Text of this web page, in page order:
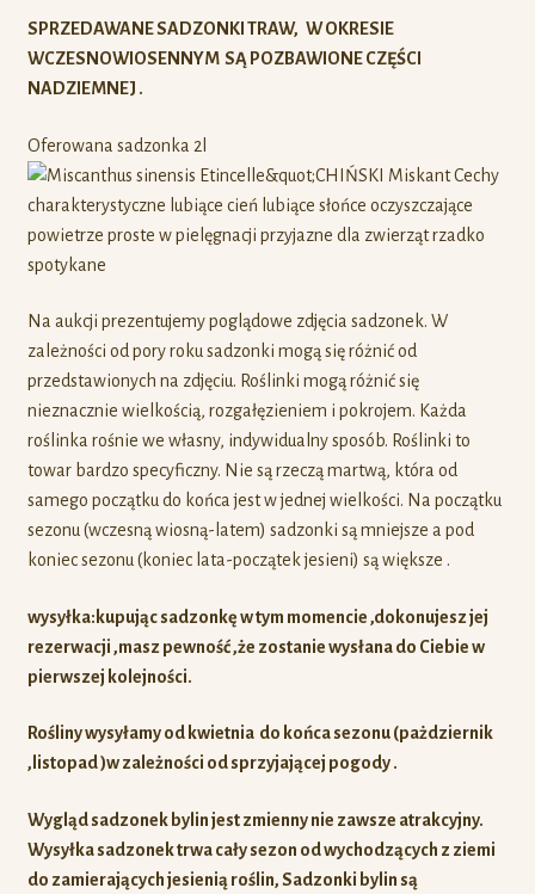
SPRZEDAWANE SADZONKI TRAW, W OKRESIE
WCZESNOWIOSENNYM SĄ POZBAWIONE CZĘŚCI
NADZIEMNEJ .
Oferowana sadzonka 2l
Na aukcji prezentujemy poglądowe zdjęcia sadzonek. W
zależności od pory roku sadzonki mogą się różnić od
przedstawionych na zdjęciu. Roślinki mogą różnić się
nieznacznie wielkością, rozgałęzieniem i pokrojem. Każda
roślinka rośnie we własny, indywidualny sposób. Roślinki to
towar bardzo specyficzny. Nie są rzeczą martwą, która od
samego początku do końca jest w jednej wielkości. Na początku
sezonu (wczesną wiosną-latem) sadzonki są mniejsze a pod
koniec sezonu (koniec lata-początek jesieni) są większe .
wysyłka:kupując sadzonkę w tym momencie ,dokonujesz jej
rezerwacji ,masz pewność ,że zostanie wysłana do Ciebie w
pierwszej kolejności.
Rośliny wysyłamy od kwietnia do końca sezonu (pażdziernik
,listopad )w zależności od sprzyjającej pogody .
Wygląd sadzonek bylin jest zmienny nie zawsze atrakcyjny.
Wysyłka sadzonek trwa cały sezon od wychodzących z ziemi
do zamierających jesienią roślin, Sadzonki bylin są